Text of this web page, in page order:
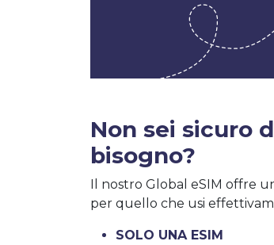
Non sei sicuro
bisogno?
Il nostro Global eSIM offre
per quello che usi
SOLO UNA ESIM